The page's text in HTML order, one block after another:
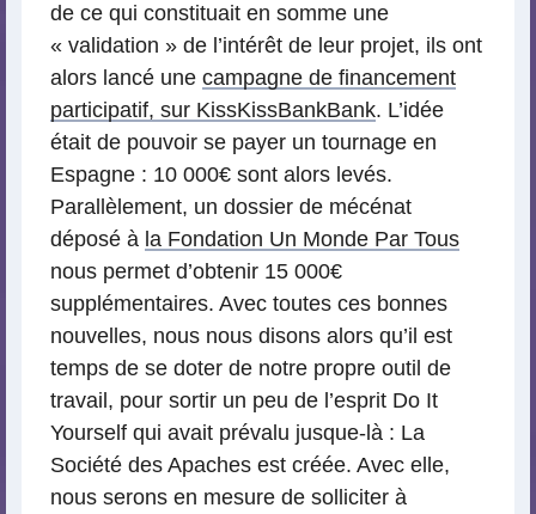
de ce qui constituait en somme une
« validation » de l’intérêt de leur projet, ils ont
alors lancé une campagne de financement
participatif, sur KissKissBankBank. L’idée
était de pouvoir se payer un tournage en
Espagne : 10 000€ sont alors levés.
Parallèlement, un dossier de mécénat
déposé à la Fondation Un Monde Par Tous
nous permet d’obtenir 15 000€
supplémentaires. Avec toutes ces bonnes
nouvelles, nous nous disons alors qu’il est
temps de se doter de notre propre outil de
travail, pour sortir un peu de l’esprit Do It
Yourself qui avait prévalu jusque-là : La
Société des Apaches est créée. Avec elle,
nous serons en mesure de solliciter à